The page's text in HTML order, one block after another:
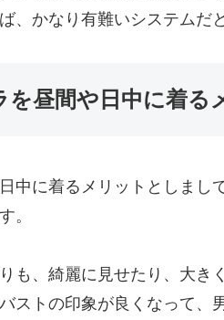
、かなり有難いシステムだ
昼間や日中に着る
中に着るメリットとしまし
。
も、綺麗に見せたり、大き
ストの印象が良くなって、